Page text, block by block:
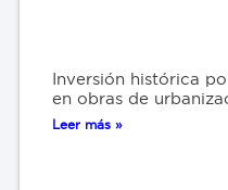
Inversión histórica
en obras de
Leer más »